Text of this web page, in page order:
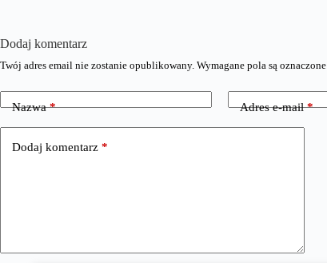
Dodaj komentarz
Twój adres email nie zostanie opublikowany. Wymagane pola są oznaczone
Nazwa* Adres e-mail*
Dodaj komentarz *